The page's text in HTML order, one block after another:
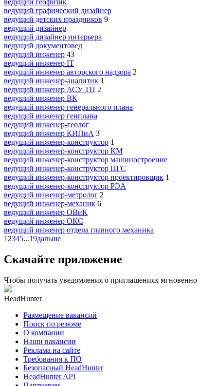
ведущий графический дизайнер
ведущий детских праздников 9
ведущий дизайнер
ведущий дизайнер интерьера
ведущий документовед
ведущий инженер 43
ведущий инженер IT
ведущий инженер авторского надзора 2
ведущий инженер-аналитик 1
ведущий инженер АСУ ТП 2
ведущий инженер ВК
ведущий инженер генерального плана
ведущий инженер генплана
ведущий инженер-геолог
ведущий инженер КИПиА 3
ведущий инженер-конструктор 1
ведущий инженер-конструктор КМ
ведущий инженер-конструктор машиностроение
ведущий инженер-конструктор ПГС
ведущий инженер-конструктор проектировщик 1
ведущий инженер-конструктор РЭА
ведущий инженер-метролог 2
ведущий инженер-механик 6
ведущий инженер ОВиК
ведущий инженер ОКС
ведущий инженер отдела главного механика
1 2345...19дальше
Скачайте приложение
Чтобы получать уведомления о приглашениях мгновенно
HeadHunter
Размещение вакансий
Поиск по резюме
О компании
Наши вакансии
Реклама на сайте
Требования к ПО
Безопасный HeadHunter
HeadHunter API